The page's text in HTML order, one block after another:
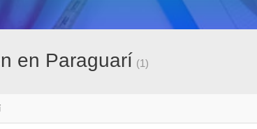
en Paraguarí (1)